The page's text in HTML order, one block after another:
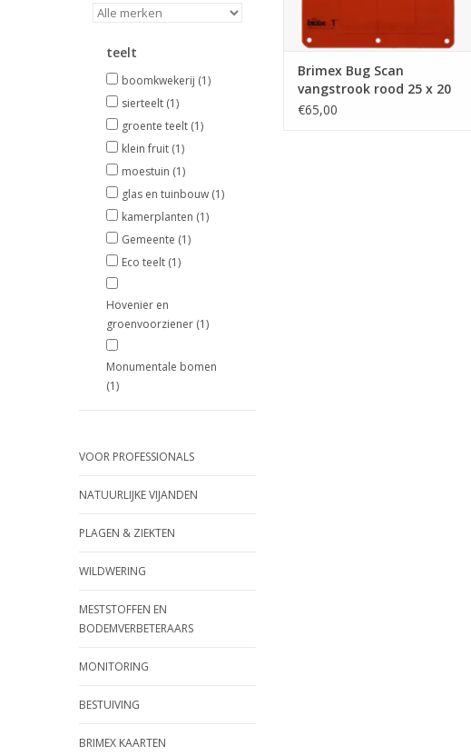
teelt
boomkwekerij (1)
sierteelt (1)
groente teelt (1)
klein fruit (1)
moestuin (1)
glas en tuinbouw (1)
kamerplanten (1)
Gemeente (1)
Eco teelt (1)
Hovenier en
groenvoorziener (1)
Monumentale bomen
(1)
VOOR PROFESSIONALS
NATUURLIJKE VIJANDEN
PLAGEN & ZIEKTEN
WILDWERING
MESTSTOFFEN EN
BODEMVERBETERAARS
MONITORING
BESTUIVING
BRIMEX KAARTEN
Brimex Bug Scan
vangstrook rood 25 x 20
cm
€65,00